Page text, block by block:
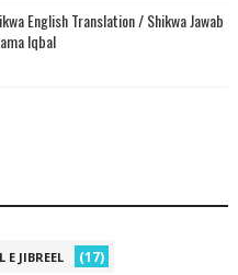
English Translation / Shikwa Jawab
Iqbal
E JIBREEL (17)